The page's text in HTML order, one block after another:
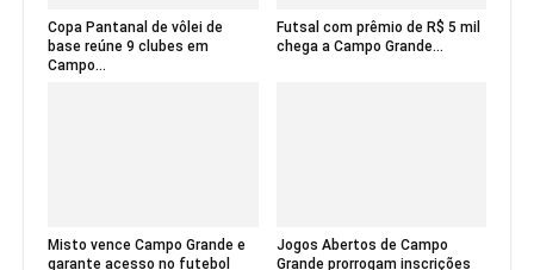
Copa Pantanal de vôlei de
base reúne 9 clubes em
Campo...
Futsal com prêmio de R$ 5 mil
chega a Campo Grande...
Misto vence Campo Grande e
garante acesso no futebol
Jogos Abertos de Campo
Grande prorrogam inscrições